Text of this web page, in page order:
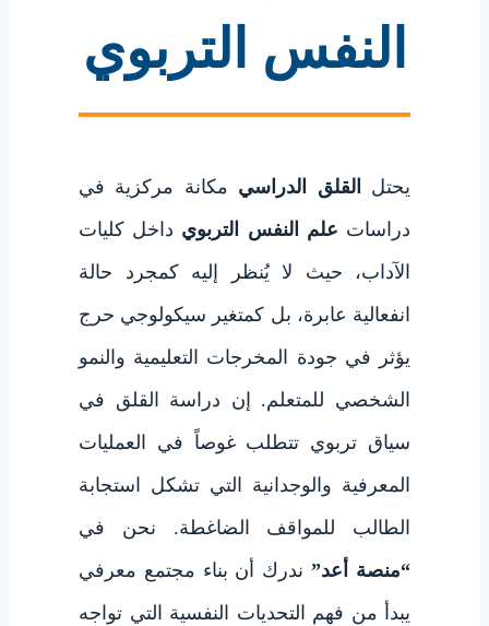
النفس التربوي
يحتل القلق الدراسي مكانة مركزية في
دراسات علم النفس التربوي داخل كليات
الآداب، حيث لا يُنظر إليه كمجرد حالة
انفعالية عابرة، بل كمتغير سيكولوجي حرج
يؤثر في جودة المخرجات التعليمية والنمو
الشخصي للمتعلم. إن دراسة القلق في
سياق تربوي تتطلب غوصاً في العمليات
المعرفية والوجدانية التي تشكل استجابة
الطالب للمواقف الضاغطة. نحن في
“منصة أعد”ندرك أن بناء مجتمع معرفي
يبدأ من فهم التحديات النفسية التي تواجه